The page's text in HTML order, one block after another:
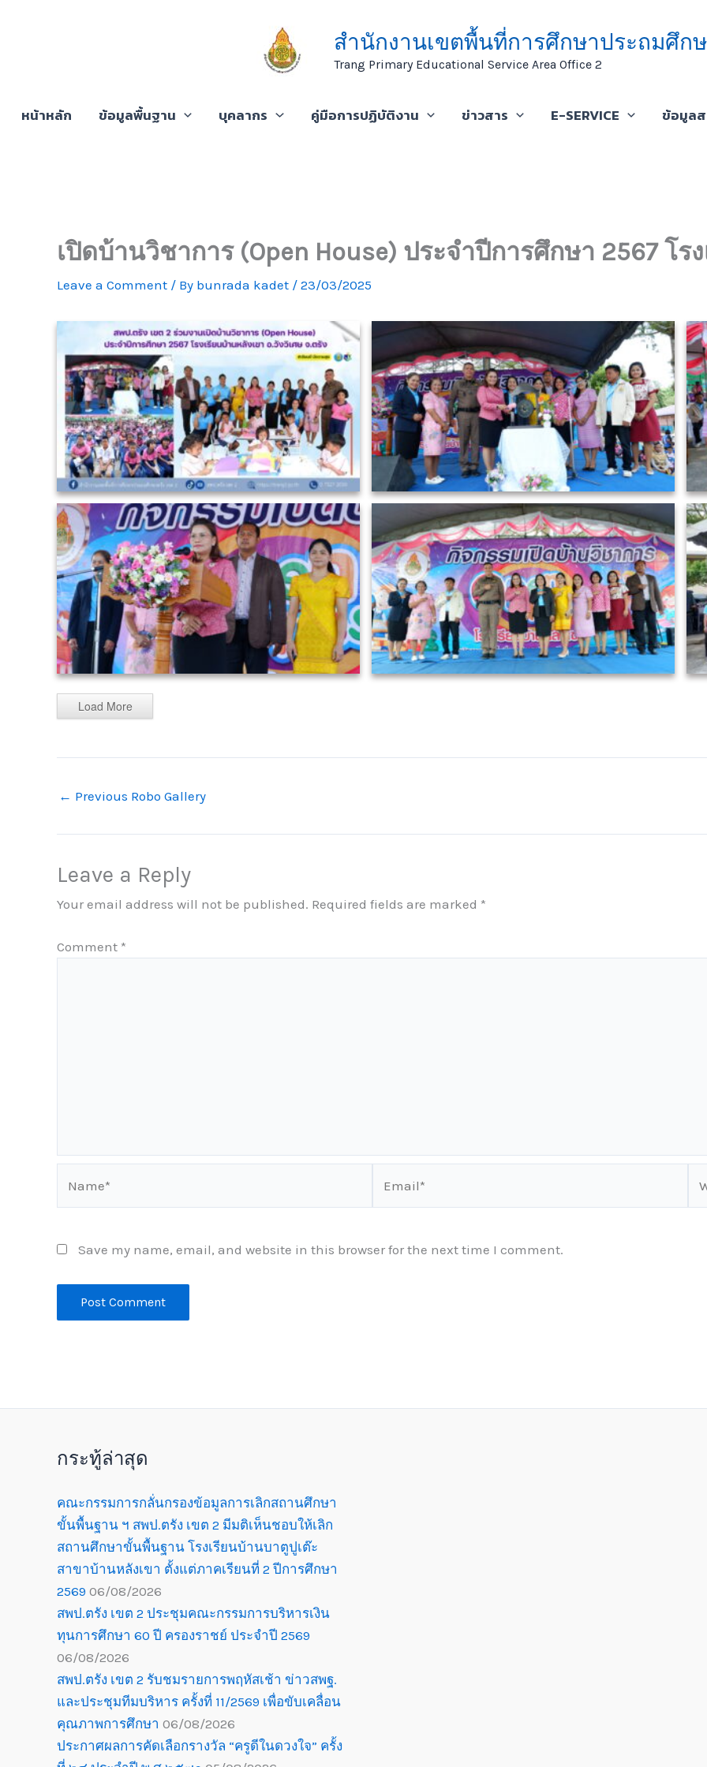
สำนักงานเขตพื้นที่การศึกษาประถมศึกษ
Trang Primary Educational Service Area Office 2
หน้าหลัก ข้อมูลพื้นฐาน บุคลากร คู่มือการปฏิบัติงาน ข่าวสาร E-SERVICE ข้อมูล
เปิดบ้านวิชาการ (Open House) ประจำปีการศึกษา 2567 โร
Leave a Comment / By bunrada kadet / 23/03/2025
Load More
← Previous Robo Gallery
Leave a Reply
Your email address will not be published. Required fields are marked *
Comment *
Save my name, email, and website in this browser for the next time I comment.
กระทู้ล่าสุด
คณะกรรมการกลั่นกรองข้อมูลการเลิกสถานศึกษา
ขั้นพื้นฐาน ฯ สพป.ตรัง เขต 2 มีมติเห็นชอบให้เลิก
สถานศึกษาขั้นพื้นฐาน โรงเรียนบ้านบาตูปูเต๊ะ
สาขาบ้านหลังเขา ตั้งแต่ภาคเรียนที่ 2 ปีการศึกษา
2569 06/08/2026
สพป.ตรัง เขต 2 ประชุมคณะกรรมการบริหารเงิน
ทุนการศึกษา 60 ปี ครองราชย์ ประจำปี 2569
06/08/2026
สพป.ตรัง เขต 2 รับชมรายการพฤหัสเช้า ข่าวสพฐ.
และประชุมทีมบริหาร ครั้งที่ 11/2569 เพื่อขับเคลื่อน
คุณภาพการศึกษา 06/08/2026
ประกาศผลการคัดเลือกรางวัล “ครูดีในดวงใจ” ครั้ง